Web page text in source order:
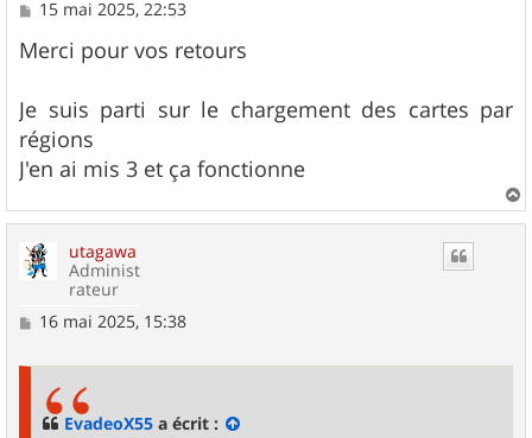
M
s
s
g
e
15 mai 2025, 22:53
Merci pour vos retours
Je suis parti sur le chargement des cartes par
régions
J'en ai mis 3 et ça fonctionne
a
utagawa
Administ
rateur
M16 mai 2025, 15:38
EvadeoX55 a écrit :